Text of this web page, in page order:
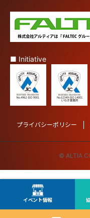
イベント情報
■ Initiative
プライバシーポリシー
© ALTIA